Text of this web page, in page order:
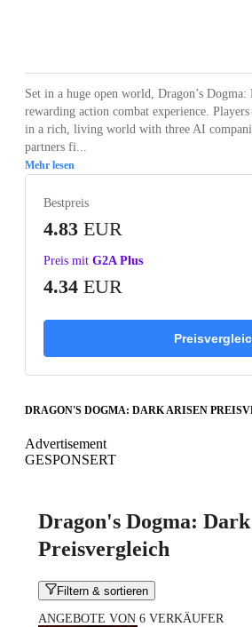
Set in a huge open world, Dragon’s Dogma:
rewarding action combat experience.
in a rich, living world with three AI
partners fi...
Mehr lesen
Bestpreis
4.83 EUR
Preis mit G2A Plus
4.34 EUR
DRAGON'S DOGMA: DARK ARISEN
Advertisement
GESPONSERT
Dragon's Dogma:
Preisvergleich
Filtern & sortieren
ANGEBOTE VON 6 VERKÄUFER